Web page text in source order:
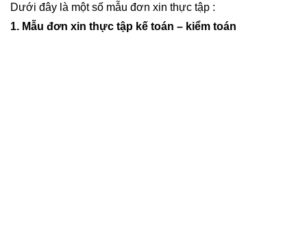
Dưới đây là một số mẫu đơn xin thực tập :
1. Mẫu đơn xin thực tập kế toán – kiểm toán